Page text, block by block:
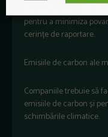
pentru a minimiza
cerințe de raportare.
Emisiile de carbon ale
Companiile trebuie să
emisiile de carbon și
schimbările climatice.